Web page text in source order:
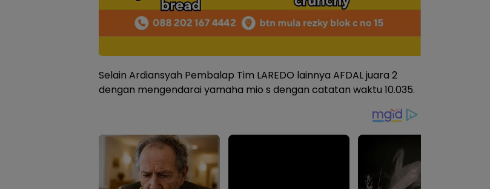
Selain Ardiansyah Pembalap Tim LAREDO lainnya AFDAL juara 2
dengan mengendarai yamaha mio s dengan catatan waktu 10.035.